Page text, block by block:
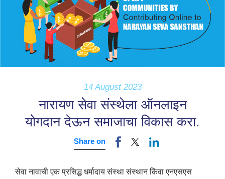
14 August 2023
नारायण सेवा संस्थेला ऑनलाइन
योगदान देऊन समाजाचा विकास करा.
Share on
सेवा नावाची एक प्रसिद्ध धर्मादाय संस्था संस्थान किंवा एनएसएस